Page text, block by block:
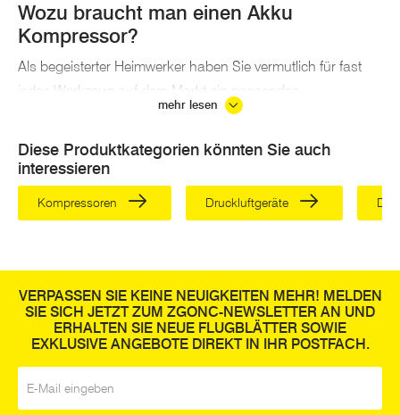
Wozu braucht man einen Akku
Kompressor?
Als begeisterter Heimwerker haben Sie vermutlich für fast
jedes Werkzeug auf dem Markt ein passendes
Anwendungsgebiet im Sinn. Dennoch stellt sich vor jeder
tatsächlich nötig oder doch nur Spielerei ist. Bei
Druckluftkompressoren ist diese Frage schnell beantwortet:
Einen Kompressor zu kaufen lohnt sich!
Ihren ZGONC Kompressor. So können Sie das
Elektrowerkzeug nutzen:
Als leistungsstarke Luftpumpe für Fahrrad- und
Zum besonders schnellen Aufblasen von Luftmatratzen,
Stand-up-Paddle und vielem mehr
mehr lesen
Diese Produktkategorien könnten Sie auch
interessieren
Kompressoren Druckluftgeräte
VERPASSEN SIE KEINE NEUIGKEITEN MEHR! MELDEN
SIE SICH JETZT ZUM ZGONC-NEWSLETTER AN UND
ERHALTEN SIE NEUE FLUGBLÄTTER SOWIE
EXKLUSIVE ANGEBOTE DIREKT IN IHR POSTFACH.